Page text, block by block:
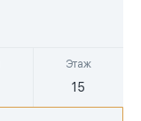
Этаж
15